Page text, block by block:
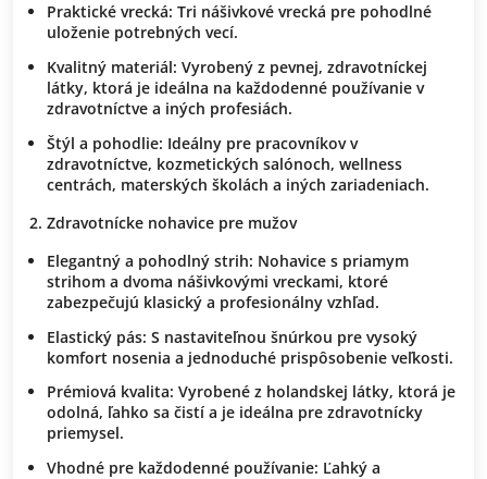
Praktické vrecká: Tri nášivkové vrecká pre pohodlné
uloženie potrebných vecí.
Kvalitný materiál: Vyrobený z pevnej, zdravotníckej
látky, ktorá je ideálna na každodenné používanie v
zdravotníctve a iných profesiách.
Štýl a pohodlie: Ideálny pre pracovníkov v
zdravotníctve, kozmetických salónoch, wellness
centrách, materských školách a iných zariadeniach.
Zdravotnícke nohavice pre mužov
Elegantný a pohodlný strih: Nohavice s priamym
strihom a dvoma nášivkovými vreckami, ktoré
zabezpečujú klasický a profesionálny vzhľad.
Elastický pás: S nastaviteľnou šnúrkou pre vysoký
komfort nosenia a jednoduché prispôsobenie veľkosti.
Prémiová kvalita: Vyrobené z holandskej látky, ktorá je
odolná, ľahko sa čistí a je ideálna pre zdravotnícky
priemysel.
Vhodné pre každodenné používanie: Ľahký a